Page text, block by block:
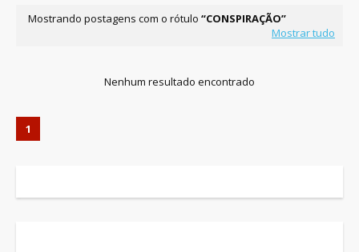
Mostrando postagens com o rótulo
CONSPIRAÇÃO
Mostrar tudo
Nenhum resultado encontrado
1